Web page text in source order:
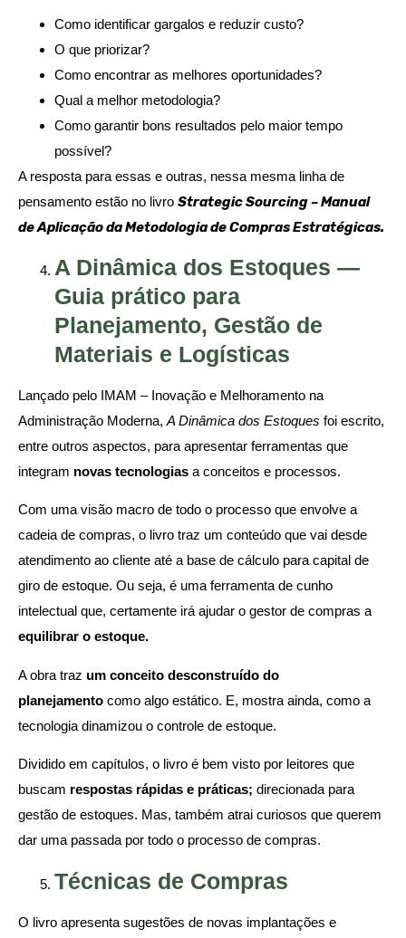
Como identificar gargalos e reduzir custo?
O que priorizar?
Como encontrar as melhores oportunidades?
Qual a melhor metodologia?
Como garantir bons resultados pelo maior tempo
possível?
A resposta para essas e outras, nessa mesma linha de
pensamento estão no livro Strategic Sourcing – Manual
de Aplicação da Metodologia de Compras Estratégicas.
A Dinâmica dos Estoques —
Guia prático para
Planejamento, Gestão de
Materiais e Logísticas
Lançado pelo IMAM – Inovação e Melhoramento na
Administração Moderna, A Dinâmica dos Estoques foi escrito,
entre outros aspectos, para apresentar ferramentas que
integram novas tecnologias a conceitos e processos.
Com uma visão macro de todo o processo que envolve a
cadeia de compras, o livro traz um conteúdo que vai desde
atendimento ao cliente até a base de cálculo para capital de
giro de estoque. Ou seja, é uma ferramenta de cunho
intelectual que, certamente irá ajudar o gestor de compras a
equilibrar o estoque.
A obra traz um conceito desconstruído do
planejamento como algo estático. E, mostra ainda, como a
tecnologia dinamizou o controle de estoque.
Dividido em capítulos, o livro é bem visto por leitores que
buscam respostas rápidas e práticas; direcionada para
gestão de estoques. Mas, também atrai curiosos que querem
dar uma passada por todo o processo de compras.
Técnicas de Compras
O livro apresenta sugestões de novas implantações e